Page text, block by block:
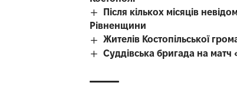
Після кількох місяців
Рівненщини
Жителів Костопільської
Суддівська бригада на